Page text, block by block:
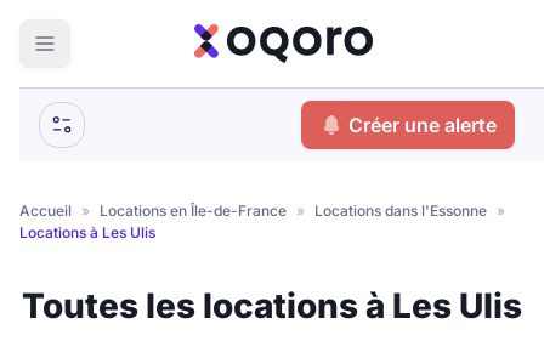
Votre
Que recherchez-vous ?
Logement entier
recherche
Créer une alerte
Accueil » Locations en Île-de-France » Locations dans l'Essonne »
Locations à Les Ulis
Toutes les locations à Les Ulis